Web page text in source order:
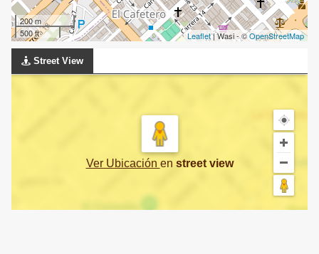
200 m
500 ft
Leaflet| Wasi - ©OpenStreetMap
Street View
Ver Ubicación en street view